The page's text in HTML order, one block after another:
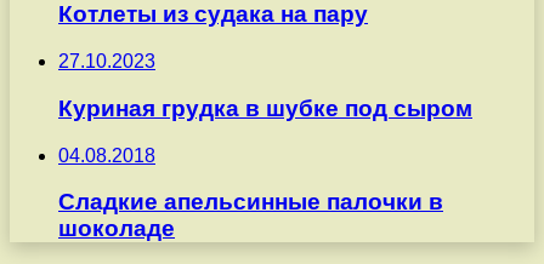
Котлеты из судака на пару
27.10.2023
Куриная грудка в шубке под сыром
04.08.2018
Сладкие апельсинные палочки в
шоколаде